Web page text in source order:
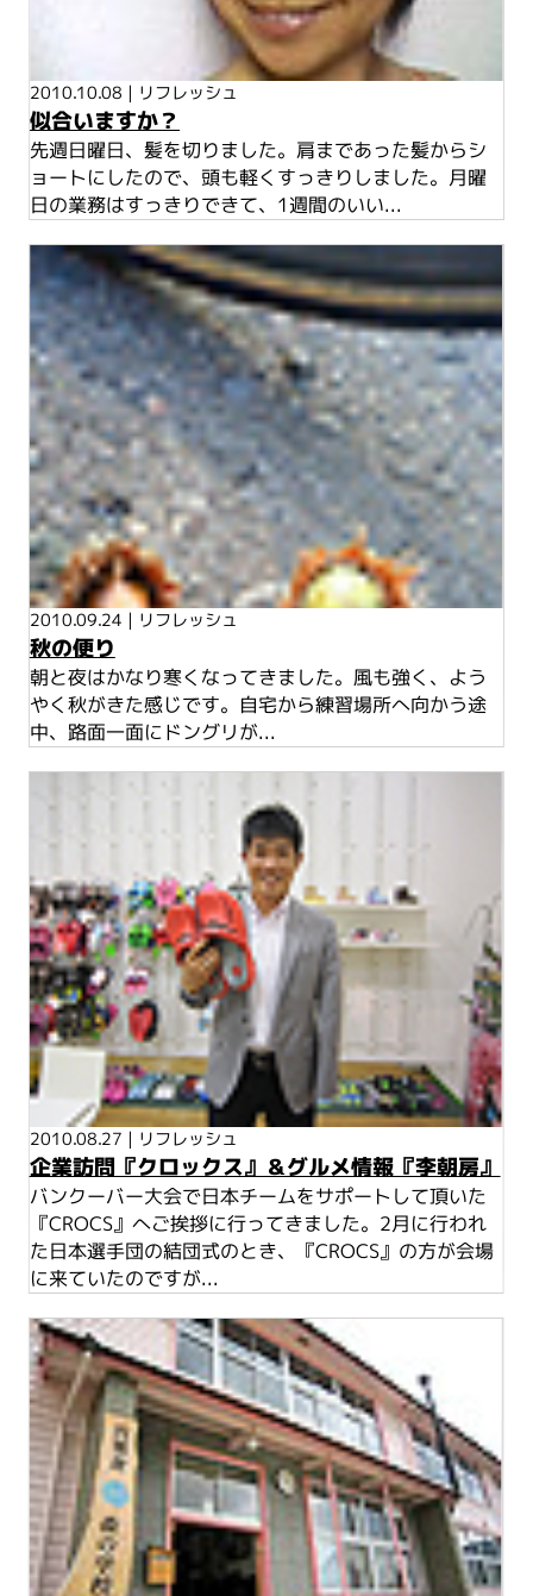
2010.10.08 | リフレッシュ
似合いますか？
先週日曜日、髪を切りました。肩まであった髪からシ
ョートにしたので、頭も軽くすっきりしました。月曜
日の業務はすっきりできて、1週間のいい...
2010.09.24 | リフレッシュ
秋の便り
朝と夜はかなり寒くなってきました。風も強く、よう
やく秋がきた感じです。自宅から練習場所へ向かう途
中、路面一面にドングリが...
2010.08.27 | リフレッシュ
企業訪問『クロックス』＆グルメ情報『李朝房』
バンクーバー大会で日本チームをサポートして頂いた
『CROCS』へご挨拶に行ってきました。2月に行われ
た日本選手団の結団式のとき、『CROCS』の方が会場
に来ていたのですが...